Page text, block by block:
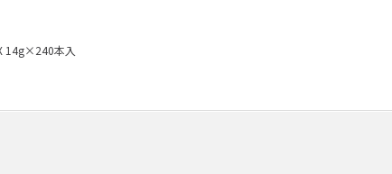
14g×240本入